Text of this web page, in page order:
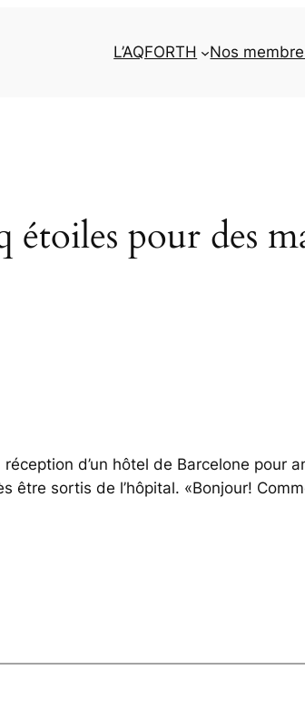
L’AQFORTH Nos
étoiles pour des
d’un hôtel de Barcelone pour
sortis de l’hôpital. «Bonjour!